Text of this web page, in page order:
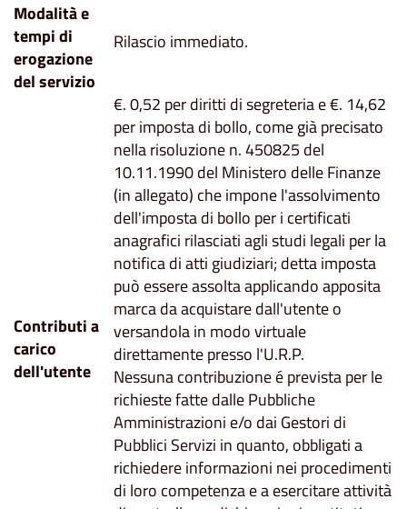
Modalità e
tempi di
erogazione
del servizio
Rilascio immediato.
Contributi a
carico
dell'utente
€. 0,52 per diritti di segreteria e €. 14,62
per imposta di bollo, come già precisato
nella risoluzione n. 450825 del
10.11.1990 del Ministero delle Finanze
(in allegato) che impone l'assolvimento
dell'imposta di bollo per i certificati
anagrafici rilasciati agli studi legali per la
notifica di atti giudiziari; detta imposta
può essere assolta applicando apposita
marca da acquistare dall'utente o
versandola in modo virtuale
direttamente presso l'U.R.P.
Nessuna contribuzione é prevista per le
richieste fatte dalle Pubbliche
Amministrazioni e/o dai Gestori di
Pubblici Servizi in quanto, obbligati a
richiedere informazioni nei procedimenti
di loro competenza e a esercitare attività